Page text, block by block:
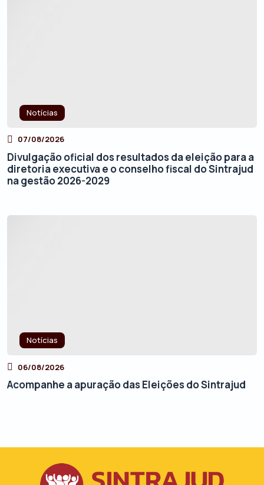
Notícias
07/08/2026
Divulgação oficial dos resultados da eleição para a
diretoria executiva e o conselho fiscal do Sintrajud
na gestão 2026-2029
Notícias
06/08/2026
Acompanhe a apuração das Eleições do Sintrajud